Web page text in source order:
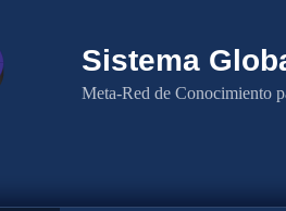
Sistema
Meta-Red de Conocimiento